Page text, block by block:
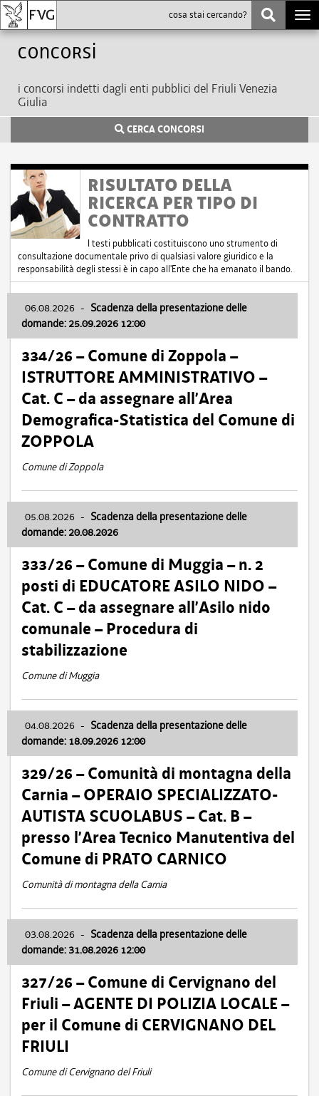
Concorsi
i concorsi indetti dagli enti pubblici del Friuli Venezia
Giulia
CERCA CONCORSI
RISULTATO DELLA
RICERCA PER TIPO DI
CONTRATTO
I testi pubblicati costituiscono uno strumento di
consultazione documentale privo di qualsiasi valore giuridico e la
responsabilità degli stessi è in capo all'Ente che ha emanato il bando.
06.08.2026 - Scadenza della presentazione delle
domande: 25.09.2026 12:00
334/26 – Comune di Zoppola –
ISTRUTTORE AMMINISTRATIVO –
Cat. C – da assegnare all’Area
Demografica-Statistica del Comune di
ZOPPOLA
Comune di Zoppola
05.08.2026 - Scadenza della presentazione delle
domande: 20.08.2026
333/26 – Comune di Muggia – n. 2
posti di EDUCATORE ASILO NIDO –
Cat. C – da assegnare all’Asilo nido
comunale – Procedura di
stabilizzazione
Comune di Muggia
04.08.2026 - Scadenza della presentazione delle
domande: 18.09.2026 12:00
329/26 – Comunità di montagna della
Carnia – OPERAIO SPECIALIZZATO-
AUTISTA SCUOLABUS – Cat. B –
presso l’Area Tecnico Manutentiva del
Comune di PRATO CARNICO
Comunità di montagna della Carnia
03.08.2026 - Scadenza della presentazione delle
domande: 31.08.2026 12:00
327/26 – Comune di Cervignano del
Friuli – AGENTE DI POLIZIA LOCALE –
per il Comune di CERVIGNANO DEL
FRIULI
Comune di Cervignano del Friuli